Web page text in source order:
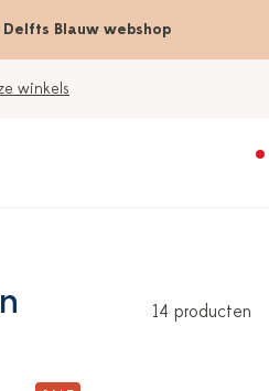
Blauw webshop
winkels
14 producten